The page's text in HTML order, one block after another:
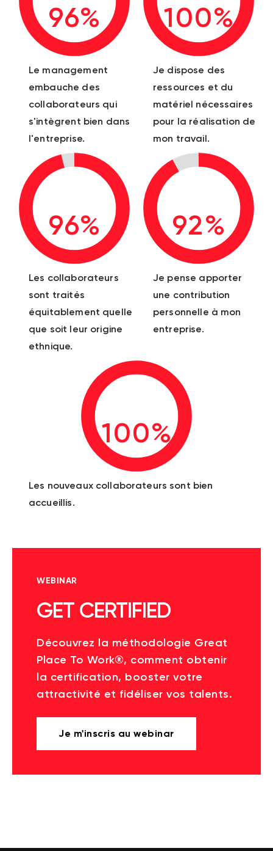
96%
Le management
embauche des
collaborateurs qui
s'intègrent bien dans
l'entreprise.
100%
Je dispose des
ressources et du
matériel nécessaires
pour la réalisation de
mon travail.
96%
Les collaborateurs
sont traités
équitablement quelle
que soit leur origine
ethnique.
92%
Je pense apporter
une contribution
personnelle à mon
entreprise.
100%
Les nouveaux collaborateurs sont bien
accueillis.
WEBINAR
GET CERTIFIED
Découvrez la méthodologie Great
Place To Work®, comment obtenir
la certification, booster votre
attractivité et fidéliser vos talents.
Je m'inscris au webinar